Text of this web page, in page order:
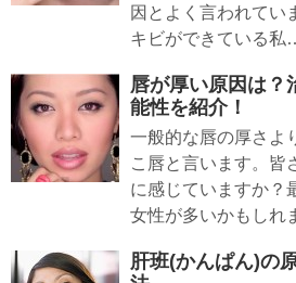
因とよく言われてい
キビができている私
唇が厚い原因は？
能性を紹介！
一般的な唇の厚さよ
こ唇と言います。皆
に感じていますか？
女性が多いかもしれ
肝班(かんぱん)の